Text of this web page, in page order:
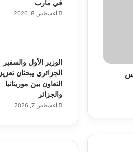
في مأرب
أغسطس 8, 2026
الوزير الأول والسفير
الجزائري يبحثان تعزيز
التعاون بين موريتانيا
والجزائر
أغسطس 7, 2026